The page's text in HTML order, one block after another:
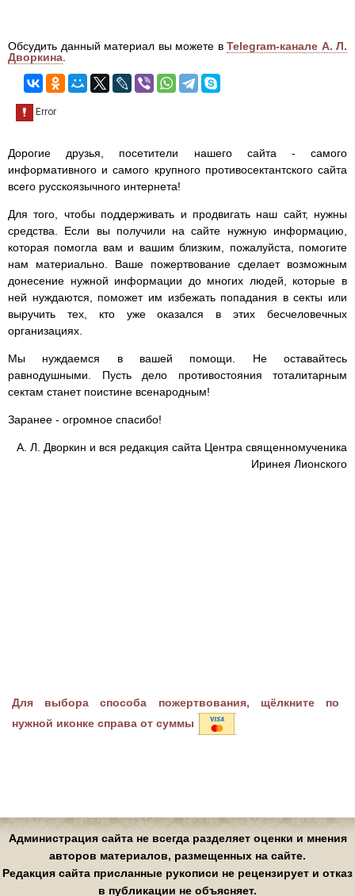
Обсудить данный материал вы можете в Telegram-канале А. Л.
Дворкина.
Дорогие друзья, посетители нашего сайта - самого
информативного и самого крупного противосектантского сайта
всего русскоязычного интернета!
Для того, чтобы поддерживать и продвигать наш сайт, нужны
средства. Если вы получили на сайте нужную информацию,
которая помогла вам и вашим близким, пожалуйста, помогите
нам материально. Ваше пожертвование сделает возможным
донесение нужной информации до многих людей, которые в
ней нуждаются, поможет им избежать попадания в секты или
выручить тех, кто уже оказался в этих бесчеловечных
организациях.
Мы нуждаемся в вашей помощи. Не оставайтесь
равнодушными. Пусть дело противостояния тоталитарным
сектам станет поистине всенародным!
Заранее - огромное спасибо!
А. Л. Дворкин и вся редакция сайта Центра священномученика
Иринея Лионского
Для выбора способа пожертвования, щёлкните по
нужной иконке справа от суммы
Администрация сайта не всегда разделяет оценки и мнения
авторов материалов, размещенных на сайте.
Редакция сайта присланные рукописи не рецензирует и отказ
в публикации не объясняет.